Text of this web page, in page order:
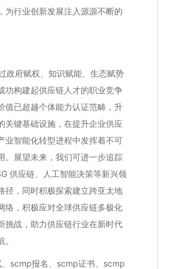
为行业创新发展注入源源不断的
政府赋权、知识赋能、生态赋势
功构建起供应链人才的职业竞争
值已超越个体能力认证范畴，升
关键基础设施，在提升企业供应
业智能化转型进程中发挥着不可
。展望未来，我们可进一步追踪
供应链、人工智能决策等新兴领
径，同时积极探索建立跨亚太地
络，积极应对全球供应链多极化
挑战，助力供应链行业在新时代
scmp报名、scmp证书、scmp